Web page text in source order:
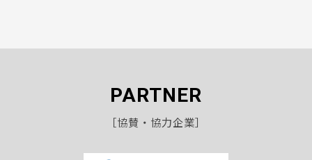
PARTNER
［協賛・協力企業］